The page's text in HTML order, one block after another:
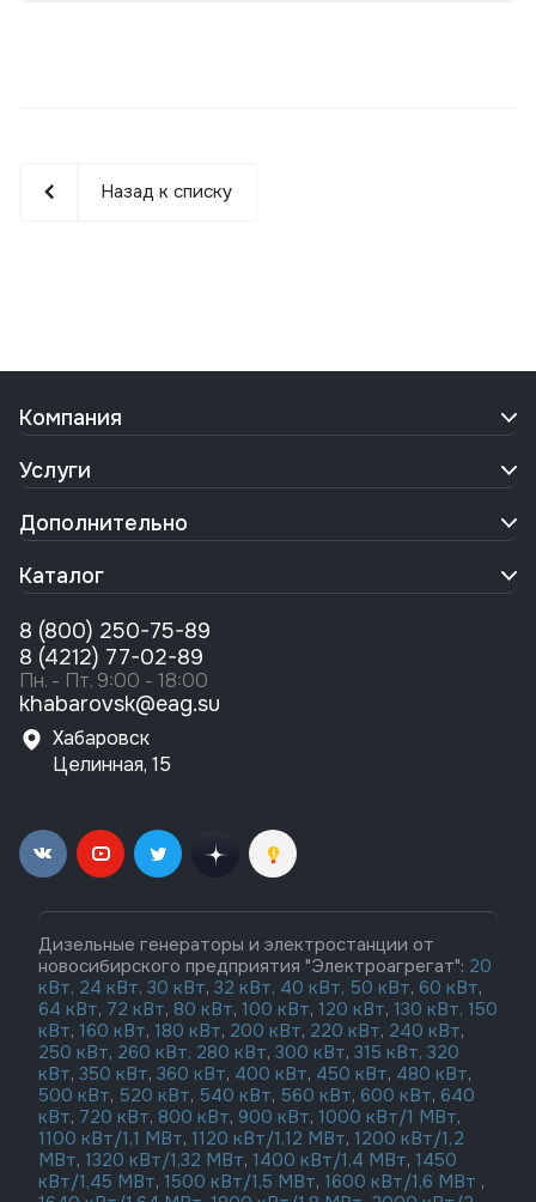
Назад к списку
Компания
Услуги
Дополнительно
Каталог
8 (800) 250-75-89
8 (4212) 77-02-89
Пн. - Пт. 9:00 - 18:00
khabarovsk@eag.su
Хабаровск
Целинная, 15
Дизельные генераторы и электростанции от
новосибирского предприятия "Электроагрегат": 20
кВт, 24 кВт, 30 кВт, 32 кВт, 40 кВт, 50 кВт, 60 кВт,
64 кВт, 72 кВт, 80 кВт, 100 кВт, 120 кВт, 130 кВт, 150
кВт, 160 кВт, 180 кВт, 200 кВт, 220 кВт, 240 кВт,
250 кВт, 260 кВт, 280 кВт, 300 кВт, 315 кВт, 320
кВт, 350 кВт, 360 кВт, 400 кВт, 450 кВт, 480 кВт,
500 кВт, 520 кВт, 540 кВт, 560 кВт, 600 кВт, 640
кВт, 720 кВт, 800 кВт, 900 кВт, 1000 кВт/1 МВт,
1100 кВт/1,1 МВт, 1120 кВт/1,12 МВт, 1200 кВт/1,2
МВт, 1320 кВт/1,32 МВт, 1400 кВт/1,4 МВт, 1450
кВт/1,45 МВт, 1500 кВт/1,5 МВт, 1600 кВт/1,6 МВт ,